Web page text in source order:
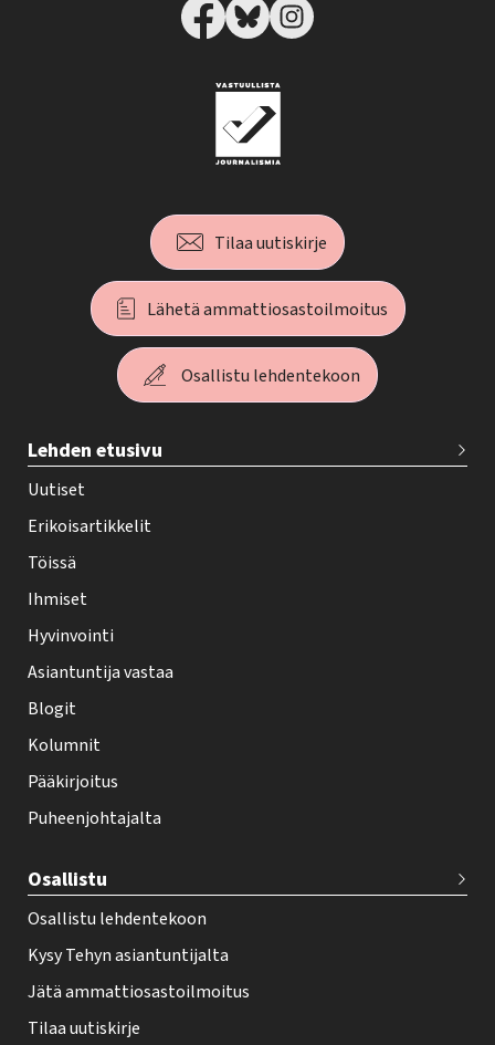
Tilaa uutiskirje
Lähetä ammattiosastoilmoitus
Osallistu lehdentekoon
e
h
y
-
e
h
t
i
f
o
t
r
Lehden etusivu
Uutiset
Erikoisartikkelit
Töissä
Ihmiset
Hyvinvointi
Asiantuntija vastaa
Blogit
Kolumnit
Pääkirjoitus
Puheenjohtajalta
Osallistu
Osallistu lehdentekoon
Kysy Tehyn asiantuntijalta
Jätä ammattiosastoilmoitus
Tilaa uutiskirje